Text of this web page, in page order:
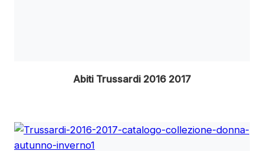
Abiti Trussardi 2016 2017